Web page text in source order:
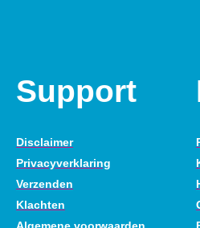
Support
Disclaimer
Privacyverklaring
Verzenden
Klachten
Algemene voorwaarden